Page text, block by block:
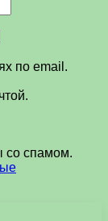
по email.
со спамом.